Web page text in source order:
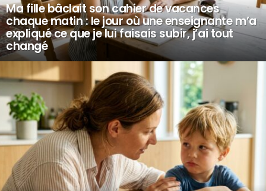
Ma fille bâclait son cahier de vacances
chaque matin : le jour où une enseignante m’a
expliqué ce que je lui faisais subir, j’ai tout
changé